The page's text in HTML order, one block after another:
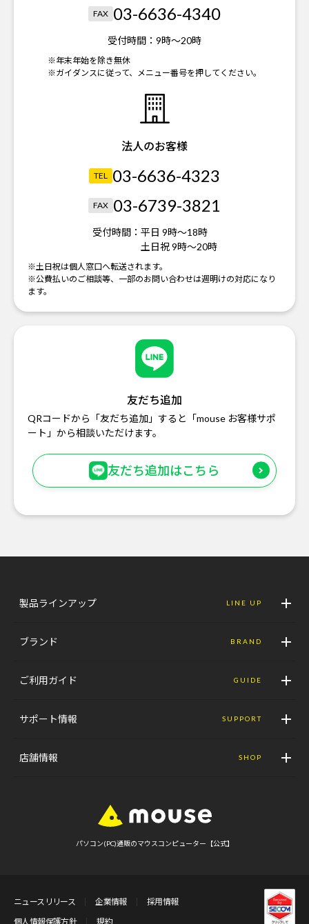
FAX 03-6636-4340
受付時間： 9時～20時
※年末年始を除き無休
※ガイダンスに従って、メニュー番号を押してください。
法人のお客様
TEL 03-6636-4323
FAX 03-6739-3821
受付時間： 平日 9時～18時
土日祝 9時～20時
※土日祝は個人窓口へ転送されます。
※公費払いのご相談等、一部のお問い合わせは週明けの対応になり
ます。
友だち追加
QRコードから「友だち追加」すると「mouse お客様サポ
ート」から相談いただけます。
友だち追加はこちら
製品ラインアップ LINE UP
ブランド BRAND
ご利用ガイド GUIDE
サポート情報 SUPPORT
店舗情報 SHOP
パソコン(PC)通販のマウスコンピューター【公式】
ニュースリリース 企業情報
採用情報
個人情報保護方針
規約